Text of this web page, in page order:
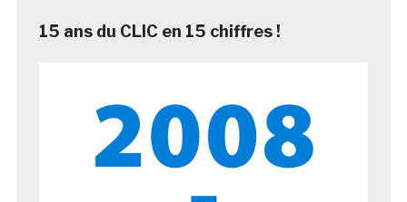
15 ans du CLIC en 15 chiffres !